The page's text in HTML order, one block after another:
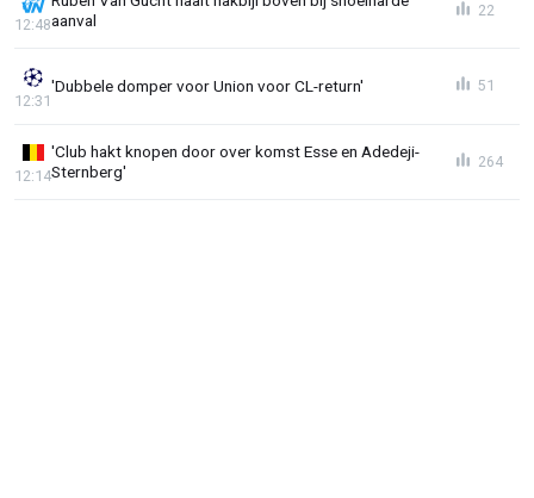
aanval
12:48
22
'Dubbele domper voor Union voor CL-return'
12:31
51
'Club hakt knopen door over komst Esse en Adedeji-
Sternberg'
12:14
264